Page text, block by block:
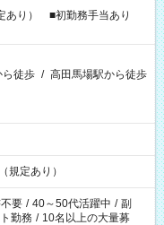
あり） ■初勤務手当あり
ら徒歩 / 高田馬場駅から徒歩
定あり）
要 / 40～50代活躍中 / 副
勤務 / 10名以上の大量募